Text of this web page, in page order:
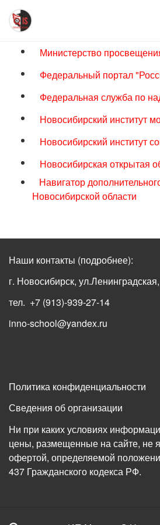
Перейти
основному
содержимомуМинистерство
Федеральный портал
Федеральная служба по
Новосибирский институт
Новосибирский институт
Новосибирская открытая
Навигатор
Новосибирской области
Наши контакты (подробнее):
г. Новосибирск,
тел. +7 (913)-939-27-14
inno-school@yandex.ru
Политика конфиденциальности
Сведения об организации
Ни при каких условиях
цены, размещенные на сайте, не
офертой, определяемой
437 Гражданского кодекса РФ.